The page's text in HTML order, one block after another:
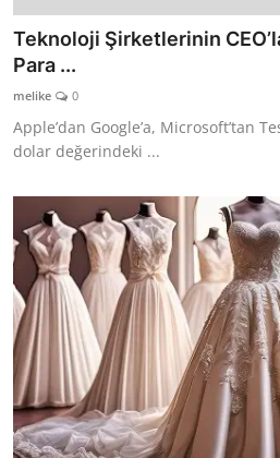
Teknoloji Şirketlerinin
Para ...
melike 0
Apple’dan Google’a, Microsoft’tan
dolar değerindeki ...